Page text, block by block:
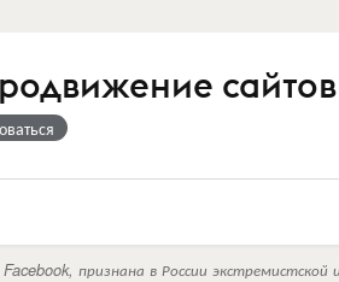
сайтов
признана в России экстремистской